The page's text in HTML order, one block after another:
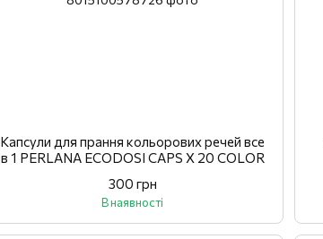
Капсули для прання кольорових речей все
в 1 PERLANA ECODOSI CAPS X 20 COLOR
300 грн
В наявності